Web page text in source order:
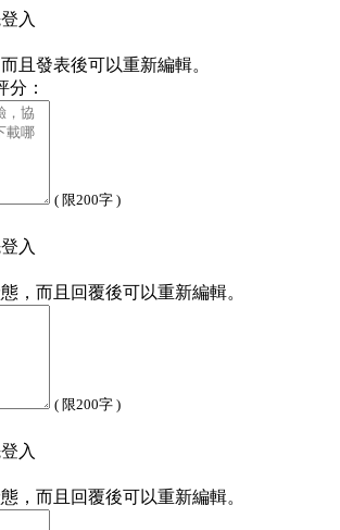
入
且發表後可以重新編輯。
分：
( 限200字 )
入
，而且回覆後可以重新編輯。
( 限200字 )
入
，而且回覆後可以重新編輯。